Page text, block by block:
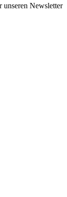
unseren Newsletter